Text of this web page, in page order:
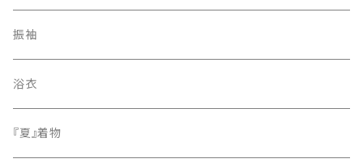
紬
色無地
小紋
袋帯
名古屋帯
振袖
浴衣
『夏』着物